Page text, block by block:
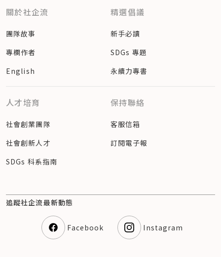
關於社企流
團隊故事
專欄作者
English
精選倡議
新手必讀
SDGs 專題
永續力專書
人才培育
社會創業團隊
社會創新人才
SDGs 科系指南
保持聯絡
客服信箱
訂閱電子報
追蹤社企流最新動態
Facebook Instagram